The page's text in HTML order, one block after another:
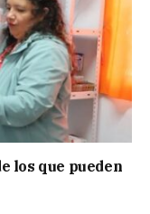
los que pueden